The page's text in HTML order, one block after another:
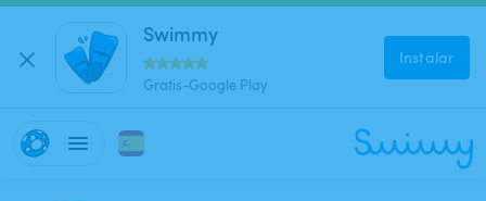
Swimmy
Gratis-Google Play
Instalar